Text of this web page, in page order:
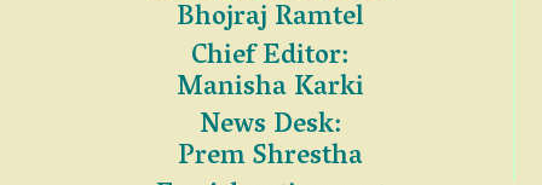
Bhojraj Ramtel
Chief Editor:
Manisha Karki
News Desk:
Prem Shrestha